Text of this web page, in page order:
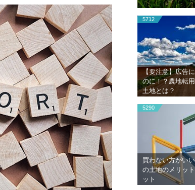
5712
【要注意】広告
のに！？農地転
土地とは？
5290
買わない方がい
の土地のメリッ
ット